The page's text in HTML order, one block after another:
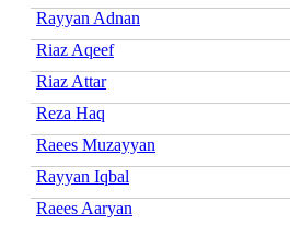
Rayyan Adnan
Riaz Aqeef
Riaz Attar
Reza Haq
Raees Muzayyan
Rayyan Iqbal
Raees Aaryan